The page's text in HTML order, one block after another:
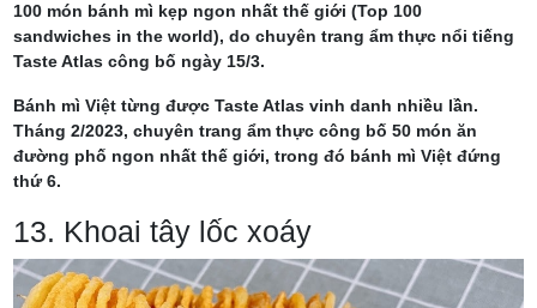
100 món bánh mì kẹp ngon nhất thế giới (Top 100
sandwiches in the world), do chuyên trang ẩm thực nổi tiếng
Taste Atlas công bố ngày 15/3.
Bánh mì Việt từng được Taste Atlas vinh danh nhiều lần.
Tháng 2/2023, chuyên trang ẩm thực công bố 50 món ăn
đường phố ngon nhất thế giới, trong đó bánh mì Việt đứng
thứ 6.
13. Khoai tây lốc xoáy